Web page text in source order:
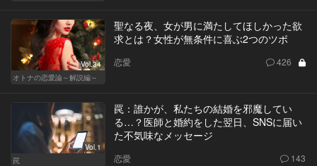
Vol.34
オトナの恋愛論～解説編～
聖なる夜、女が男に満たしてほしかった欲
求とは？女性が無条件に喜ぶ2つのツボ
恋愛 426
Vol.1
罠
罠：誰かが、私たちの結婚を邪魔してい
る…？医師と婚約をした翌日、SNSに届い
た不気味なメッセージ
恋愛 143